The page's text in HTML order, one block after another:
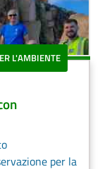
L'AMBIENTE
per la